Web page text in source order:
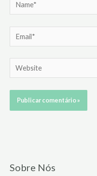
Email*
Website
Sobre Nós